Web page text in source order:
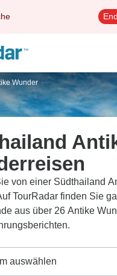
Wunder
von einer Südthailand
TourRadar finden Sie
aus über 26 Antike
auswählen